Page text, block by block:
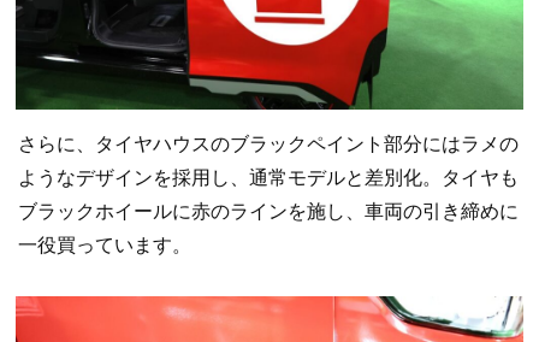
さらに、タイヤハウスのブラックペイント部分にはラメの
ようなデザインを採用し、通常モデルと差別化。タイヤも
ブラックホイールに赤のラインを施し、車両の引き締めに
一役買っています。